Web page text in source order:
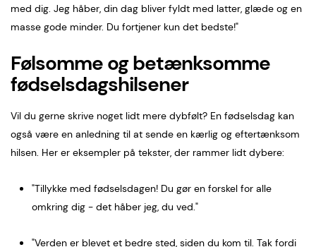
med dig. Jeg håber, din dag bliver fyldt med latter, glæde og en
masse gode minder. Du fortjener kun det bedste!"
Følsomme og betænksomme
fødselsdagshilsener
Vil du gerne skrive noget lidt mere dybfølt? En fødselsdag kan
også være en anledning til at sende en kærlig og eftertænksom
hilsen. Her er eksempler på tekster, der rammer lidt dybere:
"Tillykke med fødselsdagen! Du gør en forskel for alle
omkring dig - det håber jeg, du ved."
"Verden er blevet et bedre sted, siden du kom til. Tak fordi